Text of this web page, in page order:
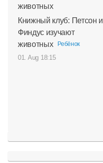
Книжный клуб: Петсон и
Финдус изучают
животных
Ребёнок
01. Aug 18:15